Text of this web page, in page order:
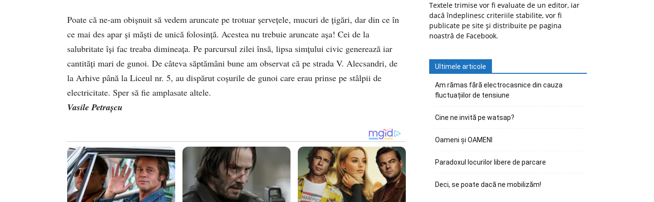
Poate că ne-am obișnuit să vedem aruncate pe trotuar șervețele, mucuri de țigări, dar din ce în
ce mai des apar și măști de unică folosință. Acestea nu trebuie aruncate așa! Cei de la
salubritate își fac treaba dimineața. Pe parcursul zilei însă, lipsa simțului civic generează iar
cantități mari de gunoi. De câteva săptămâni bune am observat că pe strada V. Alecsandri, de
la Arhive până la Liceul nr. 5, au dispărut coșurile de gunoi care erau prinse pe stâlpii de
electricitate. Sper să fie amplasate altele.
Vasile Petrașcu
Textele trimise vor fi evaluate de un editor, iar
dacă îndeplinesc criteriile stabilite, vor fi
publicate pe site și distribuite pe pagina
noastră de Facebook.
Ultimele articole
Am rămas fără electrocasnice din cauza
fluctuațiilor de tensiune
Cine ne invită pe watsap?
Oameni și OAMENI
Paradoxul locurilor libere de parcare
Deci, se poate dacă ne mobilizăm!